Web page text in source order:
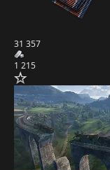
31 357
1 215